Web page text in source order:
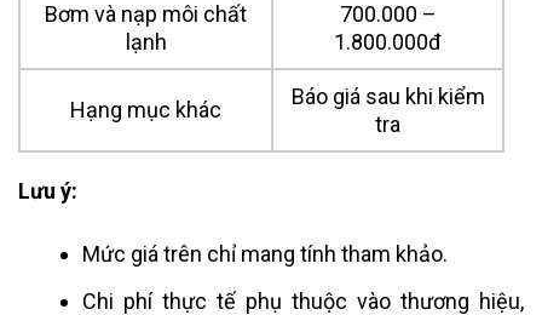
Bơm và nạp môi chất
lạnh
700.000 –
1.800.000đ
Hạng mục khác
Báo giá sau khi kiểm
tra
Lưu ý:
Mức giá trên chỉ mang tính tham khảo.
Chi phí thực tế phụ thuộc vào thương hiệu,